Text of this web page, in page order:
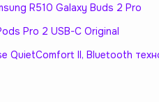
R510 Galaxy Buds 2 Pro
Pro 2 USB-C Original
QuietComfort II, Bluetooth